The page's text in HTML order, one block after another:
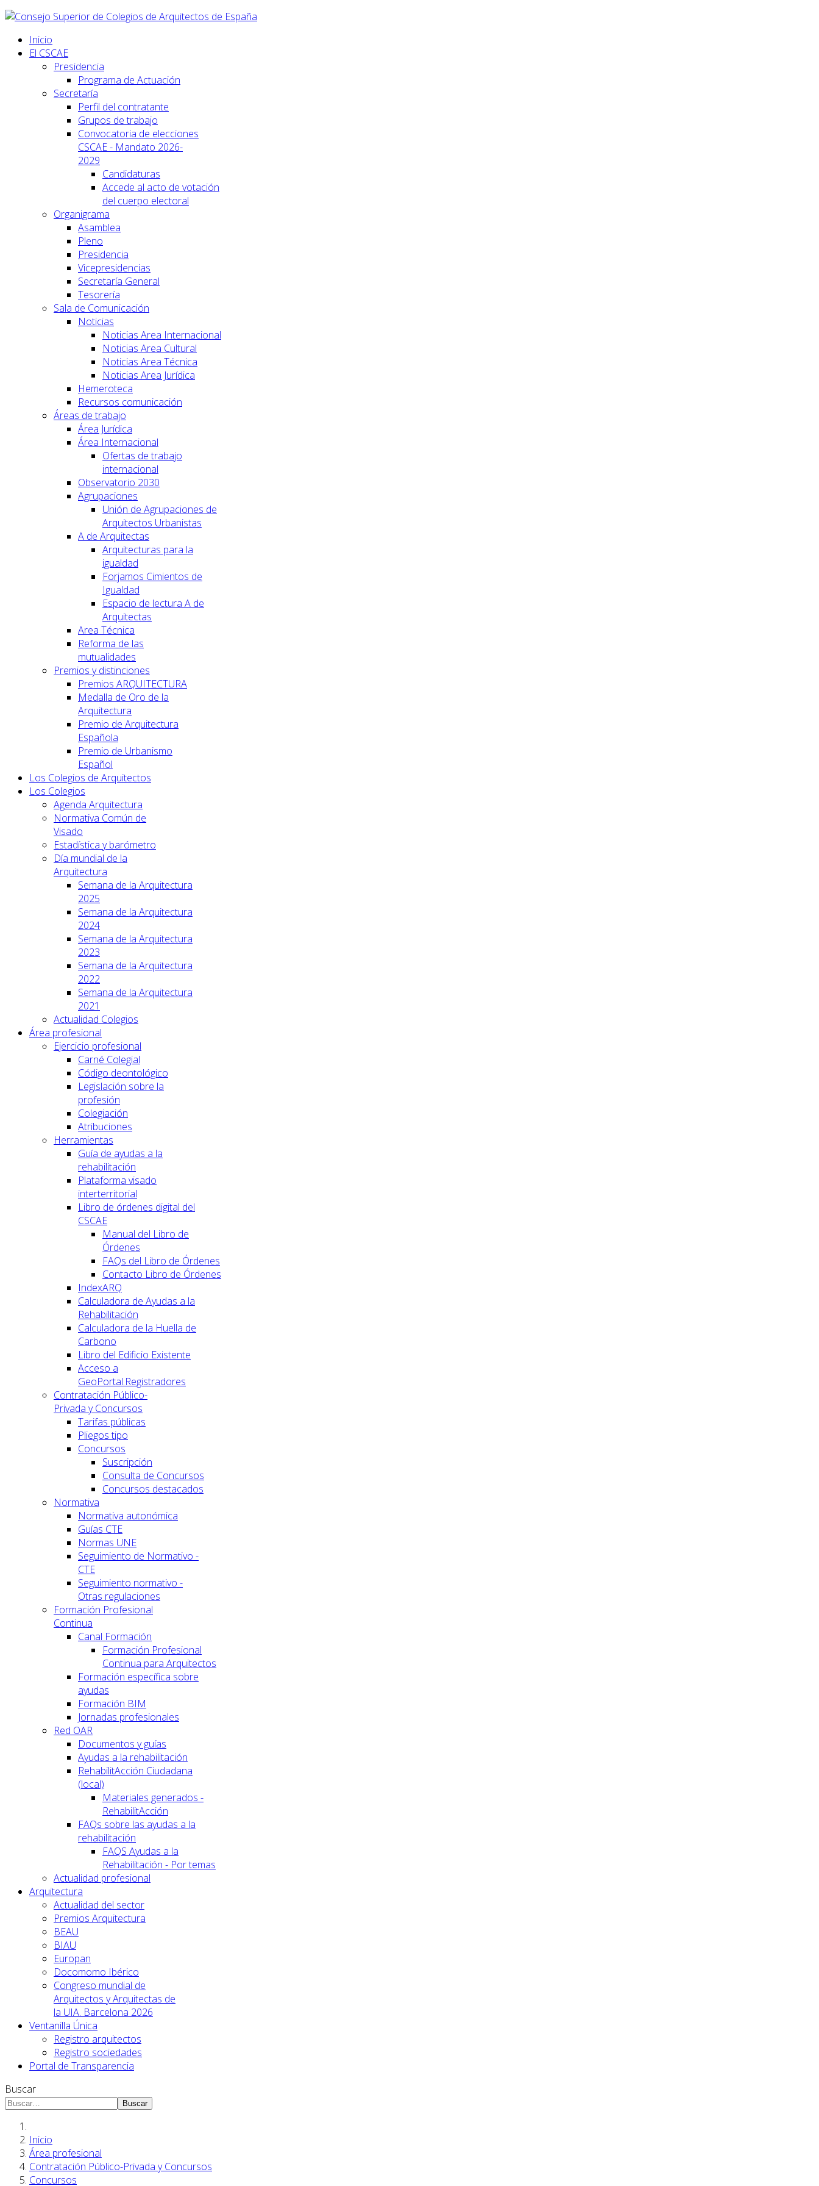
Inicio
El CSCAE
Presidencia
Programa de Actuación
Secretaría
Perfil del contratante
Grupos de trabajo
Convocatoria de elecciones
CSCAE - Mandato 2026-
2029
Candidaturas
Accede al acto de votación
del cuerpo electoral
Organigrama
Asamblea
Pleno
Presidencia
Vicepresidencias
Secretaría General
Tesorería
Sala de Comunicación
Noticias
Noticias Area Internacional
Noticias Area Cultural
Noticias Area Técnica
Noticias Area Jurídica
Hemeroteca
Recursos comunicación
Áreas de trabajo
Área Jurídica
Área Internacional
Ofertas de trabajo
internacional
Observatorio 2030
Agrupaciones
Unión de Agrupaciones de
Arquitectos Urbanistas
A de Arquitectas
Arquitecturas para la
igualdad
Forjamos Cimientos de
Igualdad
Espacio de lectura A de
Arquitectas
Area Técnica
Reforma de las
mutualidades
Premios y distinciones
Premios ARQUITECTURA
Medalla de Oro de la
Arquitectura
Premio de Arquitectura
Española
Premio de Urbanismo
Español
Los Colegios de Arquitectos
Los Colegios
Agenda Arquitectura
Normativa Común de
Visado
Estadística y barómetro
Día mundial de la
Arquitectura
Semana de la Arquitectura
2025
Semana de la Arquitectura
2024
Semana de la Arquitectura
2023
Semana de la Arquitectura
2022
Semana de la Arquitectura
2021
Actualidad Colegios
Área profesional
Ejercicio profesional
Carné Colegial
Código deontológico
Legislación sobre la
profesión
Colegiación
Atribuciones
Herramientas
Guía de ayudas a la
rehabilitación
Plataforma visado
interterritorial
Libro de órdenes digital del
CSCAE
Manual del Libro de
Órdenes
FAQs del Libro de Órdenes
Contacto Libro de Órdenes
IndexARQ
Calculadora de Ayudas a la
Rehabilitación
Calculadora de la Huella de
Carbono
Libro del Edificio Existente
Acceso a
GeoPortal.Registradores
Contratación Público-
Privada y Concursos
Tarifas públicas
Pliegos tipo
Concursos
Suscripción
Consulta de Concursos
Concursos destacados
Normativa
Normativa autonómica
Guías CTE
Normas UNE
Seguimiento de Normativo -
CTE
Seguimiento normativo -
Otras regulaciones
Formación Profesional
Continua
Canal Formación
Formación Profesional
Continua para Arquitectos
Formación específica sobre
ayudas
Formación BIM
Jornadas profesionales
Red OAR
Documentos y guías
Ayudas a la rehabilitación
RehabilitAcción Ciudadana
(local)
Materiales generados -
RehabilitAcción
FAQs sobre las ayudas a la
rehabilitación
FAQS Ayudas a la
Rehabilitación - Por temas
Actualidad profesional
Arquitectura
Actualidad del sector
Premios Arquitectura
BEAU
BIAU
Europan
Docomomo Ibérico
Congreso mundial de
Arquitectos y Arquitectas de
la UIA. Barcelona 2026
Ventanilla Única
Registro arquitectos
Registro sociedades
Portal de Transparencia
Buscar
Buscar
Inicio
Área profesional
Contratación Público-Privada y Concursos
Concursos